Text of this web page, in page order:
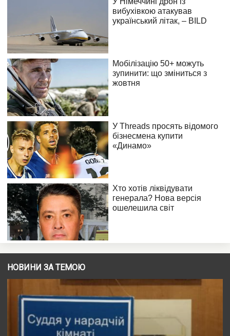
НОВИНИ ЗА ТЕМОЮ